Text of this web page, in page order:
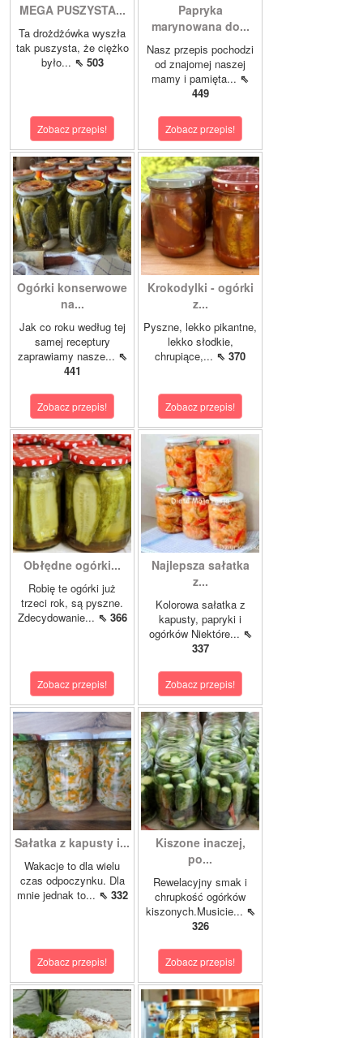
MEGA PUSZYSTA...
Ta drożdżówka wyszła
tak puszysta, że ciężko
było... ⇖ 503
Zobacz przepis!
Papryka
marynowana do...
Nasz przepis pochodzi
od znajomej naszej
mamy i pamięta... ⇖
449
Zobacz przepis!
Ogórki konserwowe
na...
Jak co roku według tej
samej receptury
zaprawiamy nasze... ⇖
441
Zobacz przepis!
Krokodylki - ogórki
z...
Pyszne, lekko pikantne,
lekko słodkie,
chrupiące,... ⇖ 370
Zobacz przepis!
Obłędne ogórki...
Robię te ogórki już
trzeci rok, są pyszne.
Zdecydowanie... ⇖ 366
Zobacz przepis!
Najlepsza sałatka
z...
Kolorowa sałatka z
kapusty, papryki i
ogórków Niektóre... ⇖
337
Zobacz przepis!
Sałatka z kapusty i...
Wakacje to dla wielu
czas odpoczynku. Dla
mnie jednak to... ⇖ 332
Zobacz przepis!
Kiszone inaczej,
po...
Rewelacyjny smak i
chrupkość ogórków
kiszonych.Musicie... ⇖
326
Zobacz przepis!